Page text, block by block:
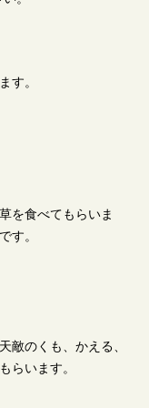
す。
を食べてもらいま
す。
敵のくも、かえる、
らいます。